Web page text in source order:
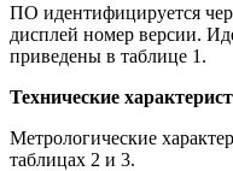
ПО идентифицируется
дисплей номер версии.
приведены в таблице 1.
Технические
Метрологические
таблицах 2 и 3.